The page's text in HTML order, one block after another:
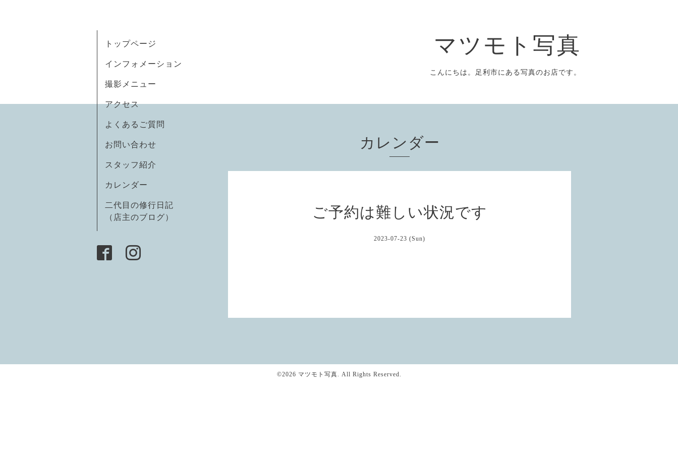
マツモト写真
こんにちは。足利市にある写真のお店です。
トップページ
インフォメーション
撮影メニュー
アクセス
よくあるご質問
お問い合わせ
スタッフ紹介
カレンダー
二代目の修行日記
（店主のブログ）
カレンダー
ご予約は難しい状況です
2023-07-23 (Sun)
©2026 マツモト写真 . All Rights Reserved.